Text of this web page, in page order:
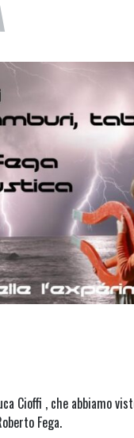
Cioffi , che abbiamo
Fega.